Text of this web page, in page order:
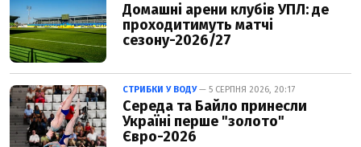
Домашні арени клубів УПЛ: де
проходитимуть матчі
сезону-2026/27
СТРИБКИ У ВОДУ— 5 СЕРПНЯ 2026, 20:17
Середа та Байло принесли
Україні перше "золото"
Євро-2026